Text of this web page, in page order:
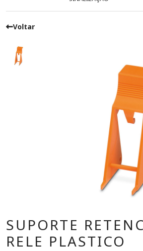
Voltar
SUPORTE
RELE PLASTICO